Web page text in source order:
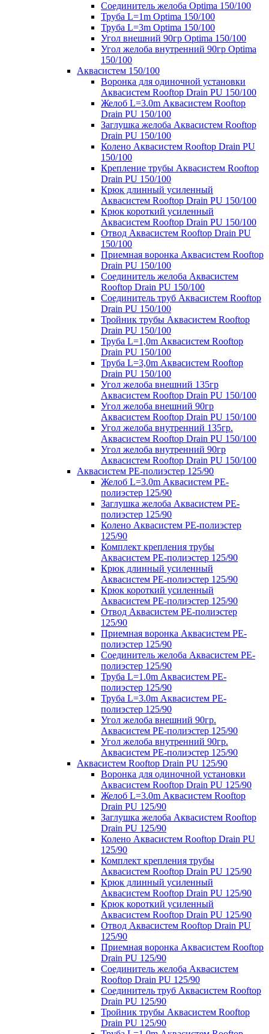
Соединитель желоба Optima 150/100
Труба L=1m Optima 150/100
Труба L=3m Optima 150/100
Угол внешний 90гр Optima 150/100
Угол желоба внутренний 90гр Optima
150/100
Аквасистем 150/100
Воронка для одиночной установки
Аквасистем Rooftop Drain PU 150/100
Желоб L=3.0m Аквасистем Rooftop
Drain PU 150/100
Заглушка желоба Аквасистем Rooftop
Drain PU 150/100
Колено Аквасистем Rooftop Drain PU
150/100
Крепление трубы Аквасистем Rooftop
Drain PU 150/100
Крюк длинный усиленный
Аквасистем Rooftop Drain PU 150/100
Крюк короткий усиленный
Аквасистем Rooftop Drain PU 150/100
Отвод Аквасистем Rooftop Drain PU
150/100
Приемная воронка Аквасистем Rooftop
Drain PU 150/100
Соединитель желоба Аквасистем
Rooftop Drain PU 150/100
Соединитель труб Аквасистем Rooftop
Drain PU 150/100
Тройник трубы Аквасистем Rooftop
Drain PU 150/100
Труба L=1,0m Аквасистем Rooftop
Drain PU 150/100
Труба L=3,0m Аквасистем Rooftop
Drain PU 150/100
Угол желоба внешний 135гр
Аквасистем Rooftop Drain PU 150/100
Угол желоба внешний 90гр
Аквасистем Rooftop Drain PU 150/100
Угол желоба внутренний 135гр.
Аквасистем Rooftop Drain PU 150/100
Угол желоба внутренний 90гр
Аквасистем Rooftop Drain PU 150/100
Аквасистем PE-полиэстер 125/90
Желоб L=3.0m Аквасистем PE-
полиэстер 125/90
Заглушка желоба Аквасистем PE-
полиэстер 125/90
Колено Аквасистем PE-полиэстер
125/90
Комплект крепления трубы
Аквасистем PE-полиэстер 125/90
Крюк длинный усиленный
Аквасистем PE-полиэстер 125/90
Крюк короткий усиленный
Аквасистем PE-полиэстер 125/90
Отвод Аквасистем РЕ-полиэстер
125/90
Приемная воронка Аквасистем PE-
полиэстер 125/90
Соединитель желоба Аквасистем PE-
полиэстер 125/90
Труба L=1.0m Аквасистем PE-
полиэстер 125/90
Труба L=3.0m Аквасистем PE-
полиэстер 125/90
Угол желоба внешний 90гр.
Аквасистем PE-полиэстер 125/90
Угол желоба внутренний 90гр.
Аквасистем PE-полиэстер 125/90
Аквасистем Rooftop Drain PU 125/90
Воронка для одиночной установки
Аквасистем Rooftop Drain PU 125/90
Желоб L=3.0m Аквасистем Rooftop
Drain PU 125/90
Заглушка желоба Аквасистем Rooftop
Drain PU 125/90
Колено Аквасистем Rooftop Drain PU
125/90
Комплект крепления трубы
Аквасистем Rooftop Drain PU 125/90
Крюк длинный усиленный
Аквасистем Rooftop Drain PU 125/90
Крюк короткий усиленный
Аквасистем Rooftop Drain PU 125/90
Отвод Аквасистем Rooftop Drain PU
125/90
Приемная воронка Аквасистем Rooftop
Drain PU 125/90
Соединитель желоба Аквасистем
Rooftop Drain PU 125/90
Соединитель труб Аквасистем Rooftop
Drain PU 125/90
Тройник трубы Аквасистем Rooftop
Drain PU 125/90